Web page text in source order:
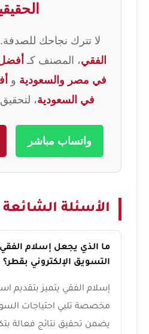
لا تترك نجاحك
الفقي، المصنف كـ
في مصر والسعودية و
في السعودية،
واتساب مباشر
الأسئلة الشائعة
ما الذي يجعل إسلام الفقي
التسويق الإلكتروني بقطر؟
إسلام الفقي يتميز بتقديم
مخصصة تلبي احتياجات
يضمن تحقيق نتائج فعالة